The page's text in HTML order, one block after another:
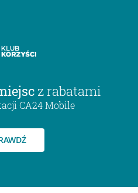
z rabatami
CA24 Mobile